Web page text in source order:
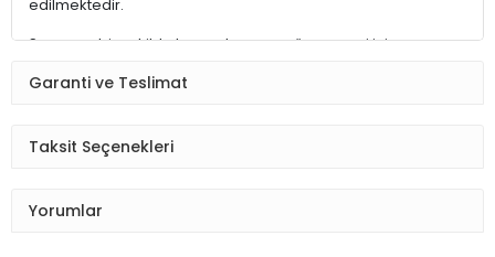
edilmektedir.
Sorunsuz bir şekilde kargoda zarar görmemesi için
Montaj ve Garanti
Ürün elinize ulaşınca soket ana kart pil ile cihazı (de monte)
halde test etmelisiniz.
Garanti ve Teslimat
Taksit Seçenekleri
Yorumlar